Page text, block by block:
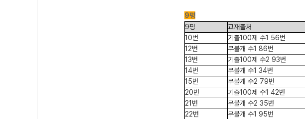
9평
9평
교재출처
10번
기출100제 수1 56번
12번
무불개 수1 86번
13번
기출100제 수2 93번
14번
무불개 수1 34번
15번
무불개 수2 79번
20번
기출100제 수1 42번
21번
무불개 수2 35번
22번
무불개 수1 95번